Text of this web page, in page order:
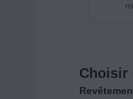
Choisir